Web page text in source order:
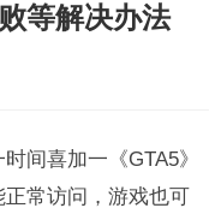
等解决办法
间喜加一《GTA5》
常访问，游戏也可